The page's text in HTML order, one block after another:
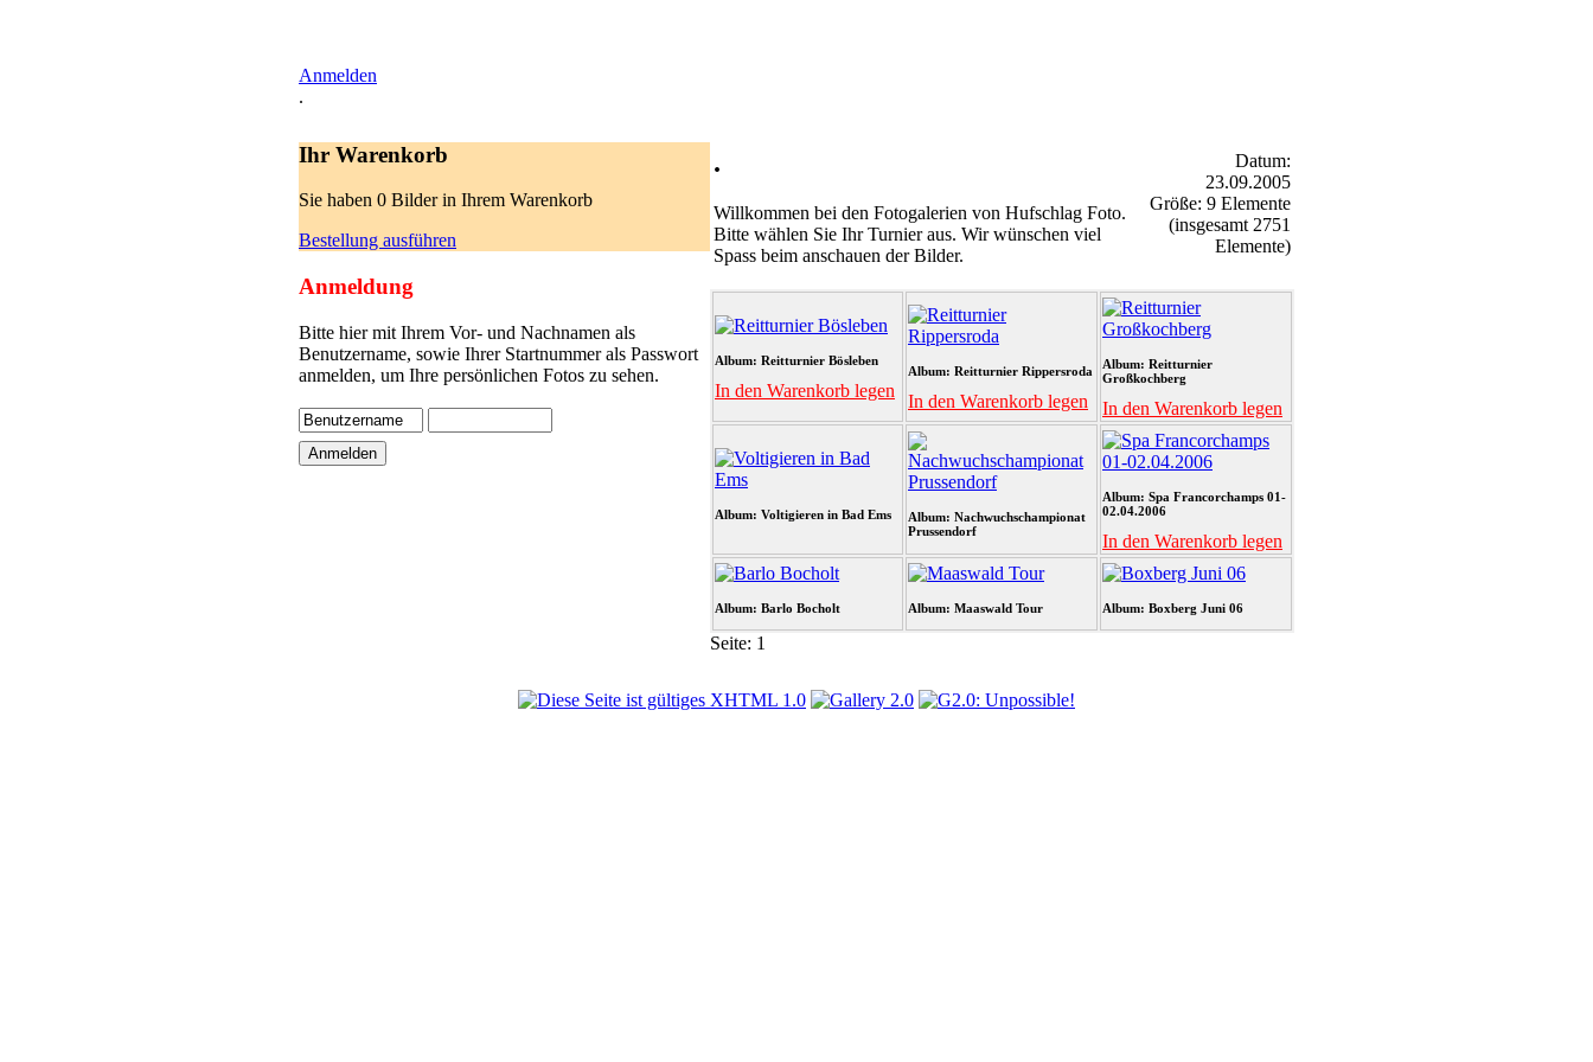
Anmelden
.
Ihr Warenkorb
Sie haben 0 Bilder in Ihrem Warenkorb
Bestellung ausführen
Anmeldung
Bitte hier mit Ihrem Vor- und Nachnamen als
Benutzername, sowie Ihrer Startnummer als Passwort
anmelden, um Ihre persönlichen Fotos zu sehen.
.
Willkommen bei den Fotogalerien von Hufschlag Foto.
Bitte wählen Sie Ihr Turnier aus. Wir wünschen viel
Spass beim anschauen der Bilder.
Datum:
23.09.2005
Größe: 9 Elemente
(insgesamt 2751
Elemente)
Album: Reitturnier Bösleben
In den Warenkorb legen
Album: Reitturnier Rippersroda
In den Warenkorb legen
Album: Reitturnier
Großkochberg
In den Warenkorb legen
Album: Voltigieren in Bad Ems
Album: Nachwuchschampionat
Prussendorf
Album: Spa Francorchamps 01-
02.04.2006
In den Warenkorb legen
Album: Barlo Bocholt Album: Maaswald Tour Album: Boxberg Juni 06
Seite: 1